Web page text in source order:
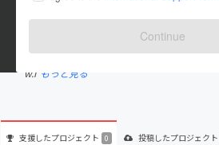
Continue
出身国：日本 出身地：未設定
Monny's Outdoor Company 望月ことトッ
芝川でアウトドアを主に活動しておりま
w.i もっと見る
支援したプロジェクト 0 投稿したプロジェクト